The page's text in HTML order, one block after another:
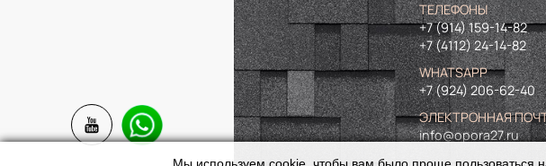
ТЕЛЕФОНЫ
+7 (914) 159-14-82
+7 (4112) 24-14-82
WHATSAPP
+7 (924) 206-62-40
ЭЛЕКТРОННАЯ
info@opora27.ru